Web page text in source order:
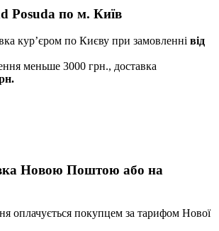
Posuda по м. Київ
кур’єром по Києву при замовленні від
меньше 3000 грн., доставка
Новою Поштою або на
оплачується покупцем за тарифом Нової